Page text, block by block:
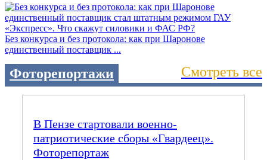
Без конкурса и без протокола: как при Шаронове
единственный поставщик ...
Фоторепортажи Смотреть все
В Пензе стартовали военно-
патриотические сборы «Гвардеец».
Фоторепортаж